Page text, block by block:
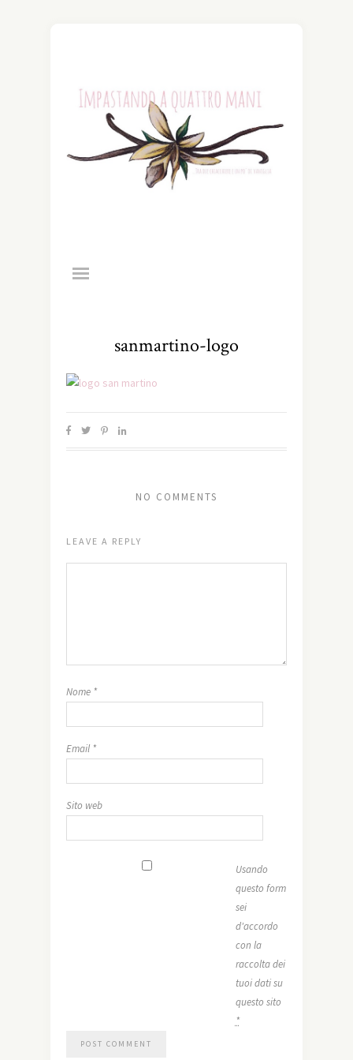
sanmartino-logo
NO COMMENTS
LEAVE A REPLY
Nome *
Email *
Sito web
Usando
questo form
sei
d'accordo
con la
raccolta dei
tuoi dati su
questo sito
*